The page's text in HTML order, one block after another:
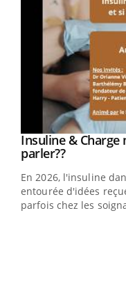
Youtube
Insuline & Charge
parler??Youtube
En 2026, l'insuline
entourée d'idées
parfois chez les